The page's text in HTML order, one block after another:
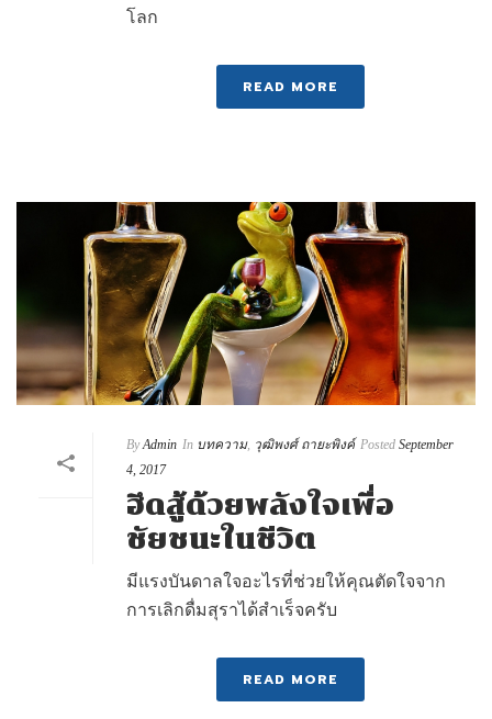
โลก
READ MORE
By Admin In บทความ, วุฒิพงศ์ ถายะพิงค์ Posted September
4, 2017
ฮึดสู้ด้วยพลังใจเพื่อ
ชัยชนะในชีวิต
มีแรงบันดาลใจอะไรที่ช่วยให้คุณตัดใจจาก
การเลิกดื่มสุราได้สำเร็จครับ
READ MORE